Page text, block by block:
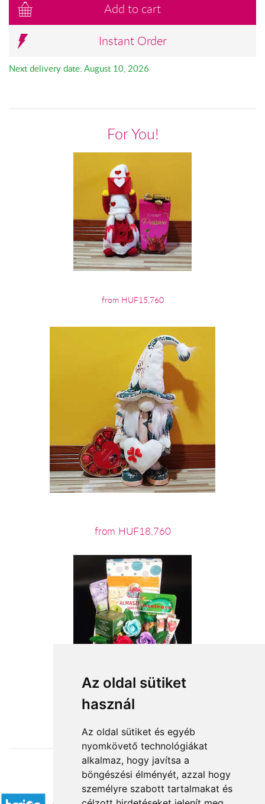
Az oldal sütiket
használ
Az oldal sütiket és egyéb
nyomkövető technológiákat
alkalmaz, hogy javítsa a
böngészési élményét, azzal hogy
személyre szabott tartalmakat és
Add to cart
Instant Order
Next delivery date: August 10, 2026
For You!
from HUF15,760
from HUF18,760
from HUF14,000
Accepted payment methods